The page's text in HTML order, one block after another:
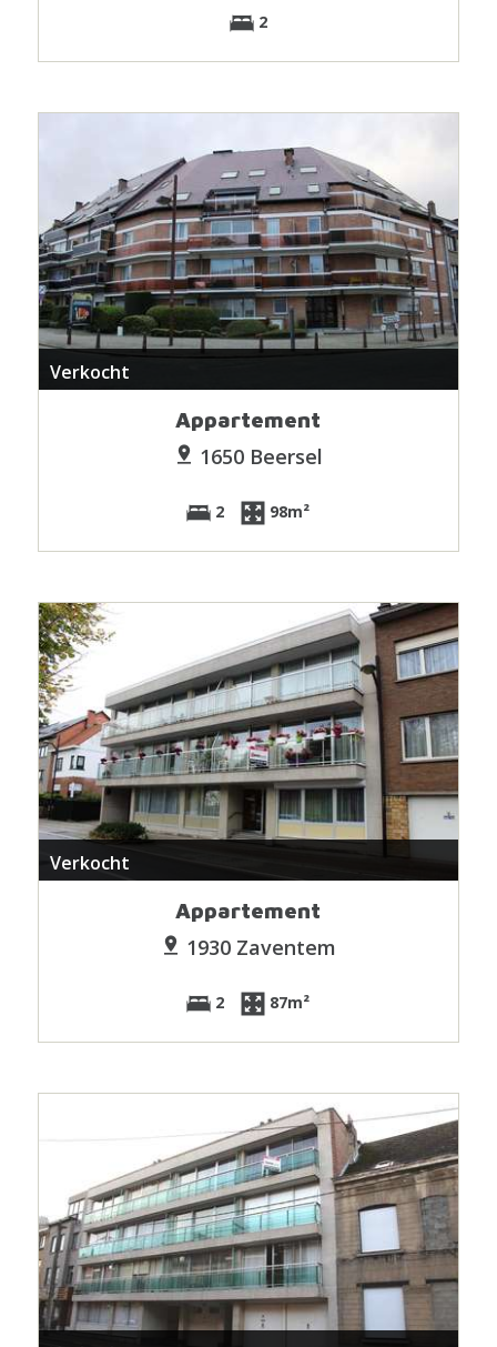
2
Verkocht
Appartement
1650 Beersel
2 98m²
Verkocht
Appartement
1930 Zaventem
2 87m²